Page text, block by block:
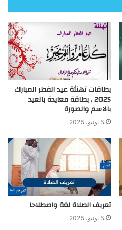
بطاقات تهنئة عيد الفطر المبارك
2025 , بطاقة معايدة بالعيد
بالاسم والصورة
5 يونيو، 2025
تعريف الصلاة لغة واصطلاحا
5 يونيو، 2025